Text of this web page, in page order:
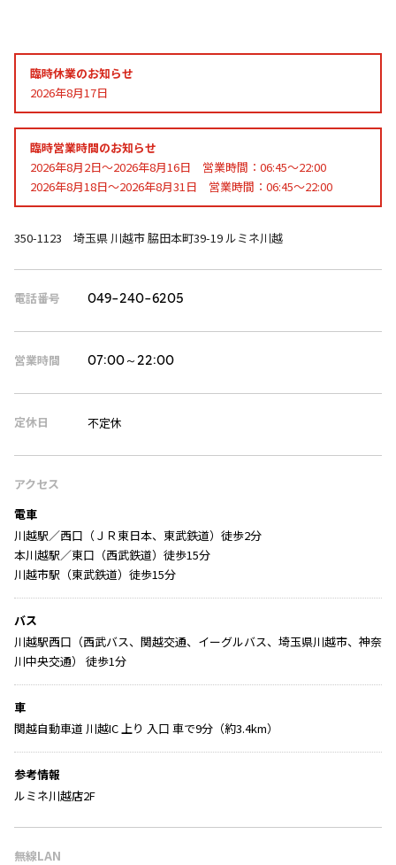
臨時休業のお知らせ
2026年8月17日
臨時営業時間のお知らせ
2026年8月2日～2026年8月16日 営業時間：06:45～22:00
2026年8月18日～2026年8月31日 営業時間：06:45～22:00
350-1123 埼玉県 川越市 脇田本町39-19 ルミネ川越
電話番号 049-240-6205
営業時間 07:00～22:00
定休日 不定休
アクセス
電車
川越駅／西口（ＪＲ東日本、東武鉄道）徒歩2分
本川越駅／東口（西武鉄道）徒歩15分
川越市駅（東武鉄道）徒歩15分
バス
川越駅西口（西武バス、関越交通、イーグルバス、埼玉県川越市、神奈
川中央交通） 徒歩1分
車
関越自動車道 川越IC 上り 入口 車で9分（約3.4km）
参考情報
ルミネ川越店2F
無線LAN